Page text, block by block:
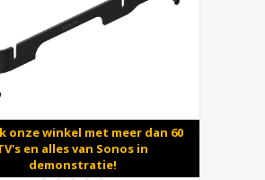
onze winkel met meer dan 60
en alles van Sonos in
demonstratie!